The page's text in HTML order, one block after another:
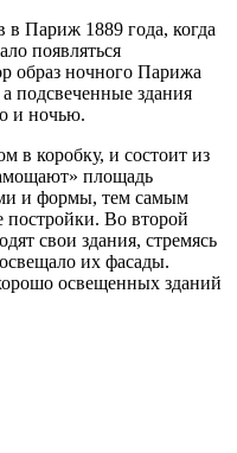
Париж 1889 года, когда
появляться
образ ночного Парижа
подсвеченные здания
и ночью.
в коробку, и состоит из
площадь
и формы, тем самым
постройки. Во второй
свои здания, стремясь
их фасады.
освещенных зданий